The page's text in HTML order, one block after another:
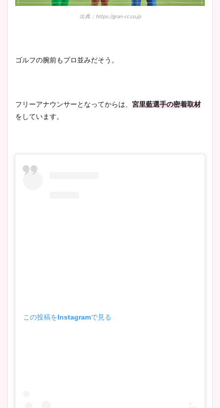
出典：https://gran-cc.co.jp
ゴルフの腕前もプロ並みだそう。
フリーアナウンサーとなってからは、 宮里藍選手の密着取材
をしています。
この投稿をInstagramで見る